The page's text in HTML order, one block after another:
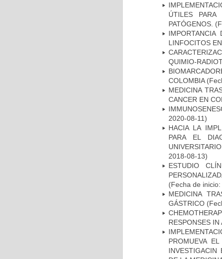
ÚTILES
PATÓGENOS.
LINFOCITOS
QUIMIO-
COLOMBIA
MEDICINA
CANCER EN
2020-08-11)
HACIA LA
PARA EL
2018-08-13)
ESTUDIO
(Fecha de
MEDICINA
GÁSTRICO
RESPONSES IN
PROMUEVA
INVESTIGACIN